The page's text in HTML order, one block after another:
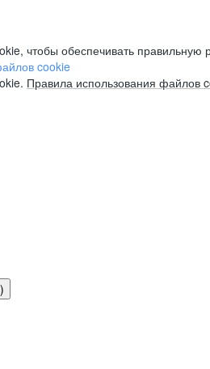
чтобы обеспечивать правильную
cookie
Правила использования файлов